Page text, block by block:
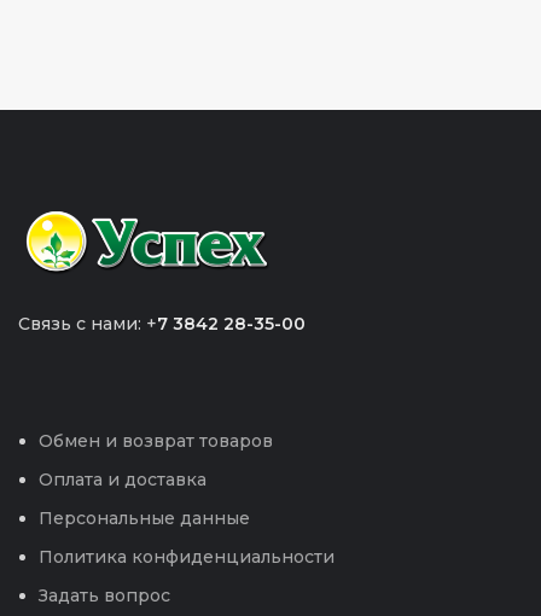
Связь с нами: +7 3842 28-35-00
Обмен и возврат товаров
Оплата и доставка
Персональные данные
Политика конфиденциальности
Задать вопрос